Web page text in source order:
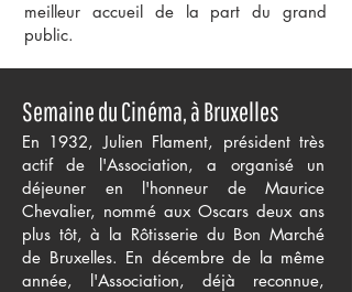
meilleur accueil de la part du grand
public.
Semaine du Cinéma, à Bruxelles
En 1932, Julien Flament, président très
actif de l'Association, a organisé un
déjeuner en l'honneur de
Maurice
Chevalier, nommé aux Oscars deux ans
plus tôt, à la Rôtisserie du Bon Marché
de Bruxelles. En décembre de la même
année, l'Association, déjà reconnue,